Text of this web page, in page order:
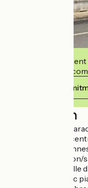
This
commits to
View its
Description
Cette maison de
étage, proche du
recevoir 12
compose d'un salon/
chambres avec salle
indépendante avec